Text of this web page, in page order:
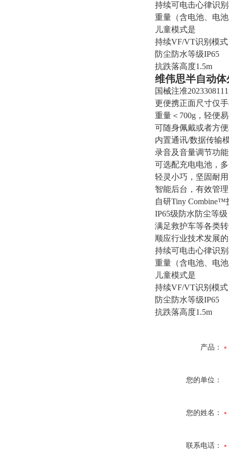
持续可电击心律识
重量（含电池、电
儿童模式是
持续VF/VT识别模
防尘防水等级IP65
抗跌落高度1.5m
维伟思半自动
国械注准
更便携正面尺寸仅
重量＜700g，轻便
可随身佩戴或者方
内置通讯/数据传输
录音及音量调节功
可选配充电电池，
轻灵小巧，坚固耐用
智能后台，有效管理
自研Tiny
IP65级防水防尘等
满足救护车等各类
顺应行业技术发展
持续可电击心律识
重量（含电池、电
儿童模式是
持续VF/VT识别模
防尘防水等级IP65
抗跌落高度1.5m
产品：
您的单位：
您的姓名：
联系电话：